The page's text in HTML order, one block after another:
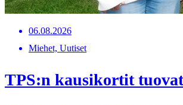
06.08.2026
Miehet, Uutiset
TPS:n kausikortit